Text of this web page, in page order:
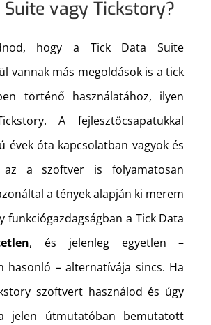
vagy Tickstory?
hogy a Tick Data Suite
vannak más megoldások is a tick
történő használatához, ilyen
A fejlesztőcsapatukkal
évek óta kapcsolatban vagyok és
a szoftver is folyamatosan
a tények alapján ki merem
funkciógazdagságban a Tick Data
, és jelenleg egyetlen –
hasonló – alternatívája sincs. Ha
szoftvert használod és úgy
jelen útmutatóban bemutatott